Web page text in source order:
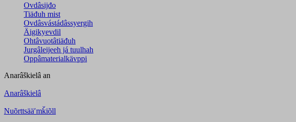
Ovdâsijđo
Tiäđuh mist
Ovdâsvástádâssyergih
Äigikyevdil
Ohtâvuotâtiäđuh
Jurgâleijeeh já tuulhah
Oppâmaterialkävppi
Anarâškielâ an
Anarâškielâ
Nuõrttsääʹmǩiõll